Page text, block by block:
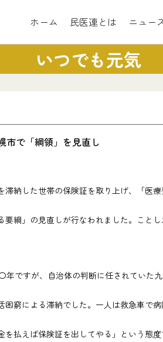
ホーム 民医連とは ニュー
いつでも元気
市で「綱領」を見直し
納した世帯の保険証を取り上げ、「医
綱」の見直しが行なわれました。こと
ですが、自治体の判断に任されていた
窮による滞納でした。一人は救急車で
払えば保険証を出してやる」という態